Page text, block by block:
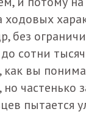
ходовых
без
сотни
как вы
но
пытается